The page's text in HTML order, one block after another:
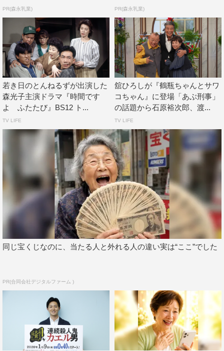
江 ほか
＜ストーリー＞
盛り場で、根本典夫（柴田恭兵）が道ゆく人を無差別に勧
誘している。「アンケートに応じてくれない？お礼にカメ
ラあげるから。この引換券もって新宿西口の会社へあとで
来てください」「駄目だ」と答えたのは吉川久美子（古手
川祐子）。「困る」と答えたのは佐伯のぶ子（森昌子）。
「カメラ？」と疑ったのは池谷香織（田中裕子）。このア
ンケートは海外旅行のアンケートだった。3人は新宿の一
室に集まった。このことで3人は知り合いになり、次第に
仲良くなっていく。彼女たちの想いは心から誇りにできる
青春を見つけることだった。
番組HP：https://www.twellv.co.jp/event/omoide/
©TBS
PR(森永乳業) PR(森永乳業)
若き日のとんねるずが出演した
森光子主演ドラマ『時間です
よ ふたたび』BS12 ト...
TV LIFE
舘ひろしが『鶴瓶ちゃんとサワ
コちゃん』に登場「あぶ刑事」
の話題から石原裕次郎、渡...
TV LIFE
同じ宝くじなのに、当たる人と外れる人の違い実は“ここ”でした
PR(合同会社デジタルファーム )